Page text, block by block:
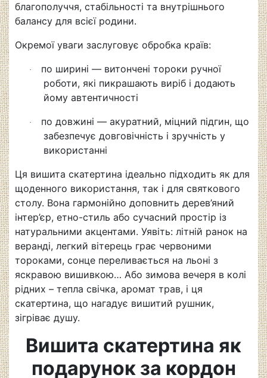
благополуччя, стабільності та внутрішнього
балансу для всієї родини.
Окремої уваги заслуговує обробка країв:
·
по ширині — витончені тороки ручної
роботи, які пикрашають виріб і додають
йому автентичності
·
по довжині — акуратний, міцний підгин, що
забезпечує довговічність і зручність у
використанні
Ця вишита скатертина ідеально підходить як для
щоденного використання, так і для святкового
столу. Вона гармонійно доповнить дерев’яний
інтер’єр, етно-стиль або сучасний простір із
натуральними акцентами. Уявіть: літній ранок на
веранді, легкий вітерець грає червоними
тороками, сонце переливається на льоні з
яскравою вишивкою… Або зимова вечеря в колі
рідних – тепла свічка, аромат трав, і ця
скатертина, що нагадує вишитий рушник,
зігріває душу.
Вишита скатертина як
подарунок за кордон